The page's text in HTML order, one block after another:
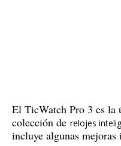
El TicWatch Pro 3 es
colección de relojes
incluye algunas mejoras